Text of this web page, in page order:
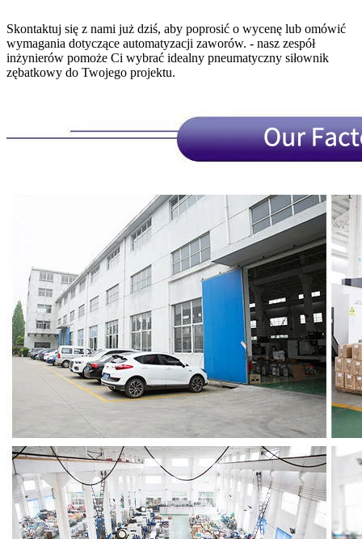
Skontaktuj się z nami już dziś, aby poprosić o wycenę lub omówić
wymagania dotyczące automatyzacji zaworów. - nasz zespół
inżynierów pomoże Ci wybrać idealny pneumatyczny siłownik
zębatkowy do Twojego projektu.